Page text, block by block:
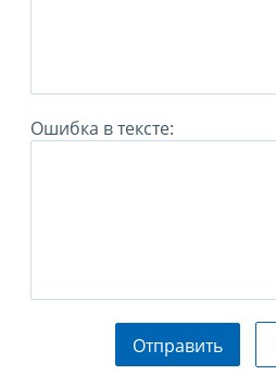
Ошибка в тексте:
Отправить